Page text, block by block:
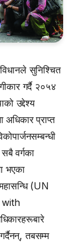
सुनिश्चित
गर्दै २०५४
उद्देश्य
प्राप्त
वर्गका
भएका
(UN
तबसम्म